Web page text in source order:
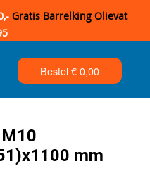
Gratis Barrelking Olievat
Bestel €0,00
mm